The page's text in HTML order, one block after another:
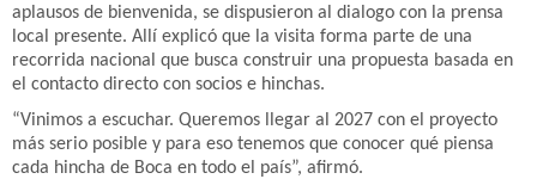
aplausos de bienvenida, se dispusieron al dialogo con la prensa
local presente. Allí explicó que la visita forma parte de una
recorrida nacional que busca construir una propuesta basada en
el contacto directo con socios e hinchas.
“Vinimos a escuchar. Queremos llegar al 2027 con el proyecto
más serio posible y para eso tenemos que conocer qué piensa
cada hincha de Boca en todo el país”, afirmó.